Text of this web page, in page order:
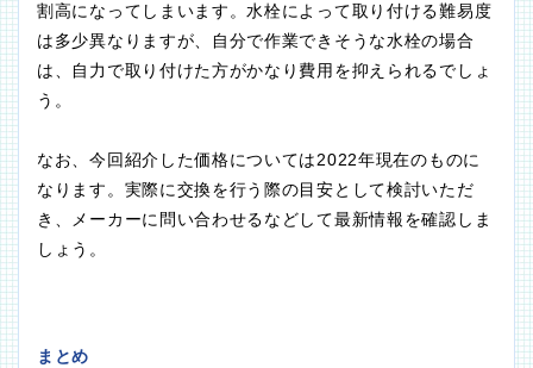
割高になってしまいます。水栓によって取り付ける難易度
は多少異なりますが、自分で作業できそうな水栓の場合
は、自力で取り付けた方がかなり費用を抑えられるでしょ
う。
なお、今回紹介した価格については2022年現在のものに
なります。実際に交換を行う際の目安として検討いただ
き、メーカーに問い合わせるなどして最新情報を確認しま
しょう。
まとめ